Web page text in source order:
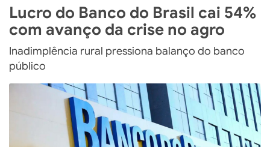
Lucro do Banco do Brasil cai 54%
com avanço da crise no agro
Inadimplência rural pressiona balanço do banco
público